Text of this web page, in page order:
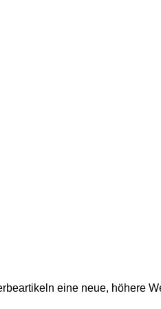
eine neue, höhere